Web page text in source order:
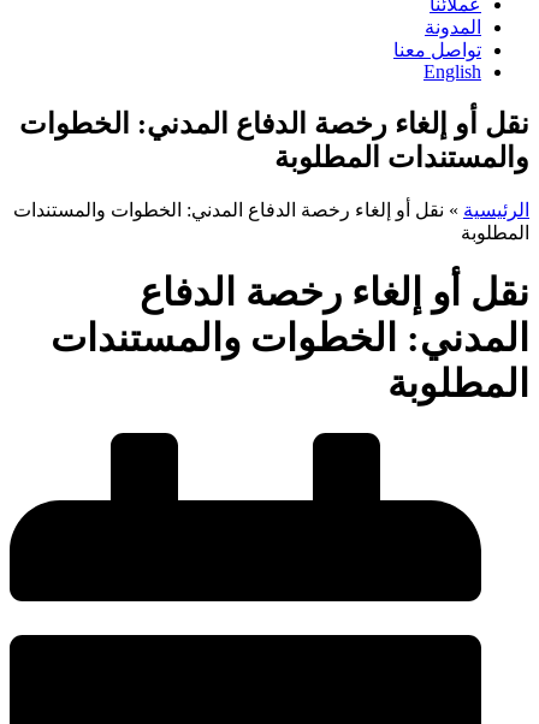
عملائنا
المدونة
تواصل معنا
English
نقل أو إلغاء رخصة الدفاع المدني: الخطوات
والمستندات المطلوبة
الرئيسية » نقل أو إلغاء رخصة الدفاع المدني: الخطوات والمستندات
المطلوبة
نقل أو إلغاء رخصة الدفاع
المدني: الخطوات والمستندات
المطلوبة